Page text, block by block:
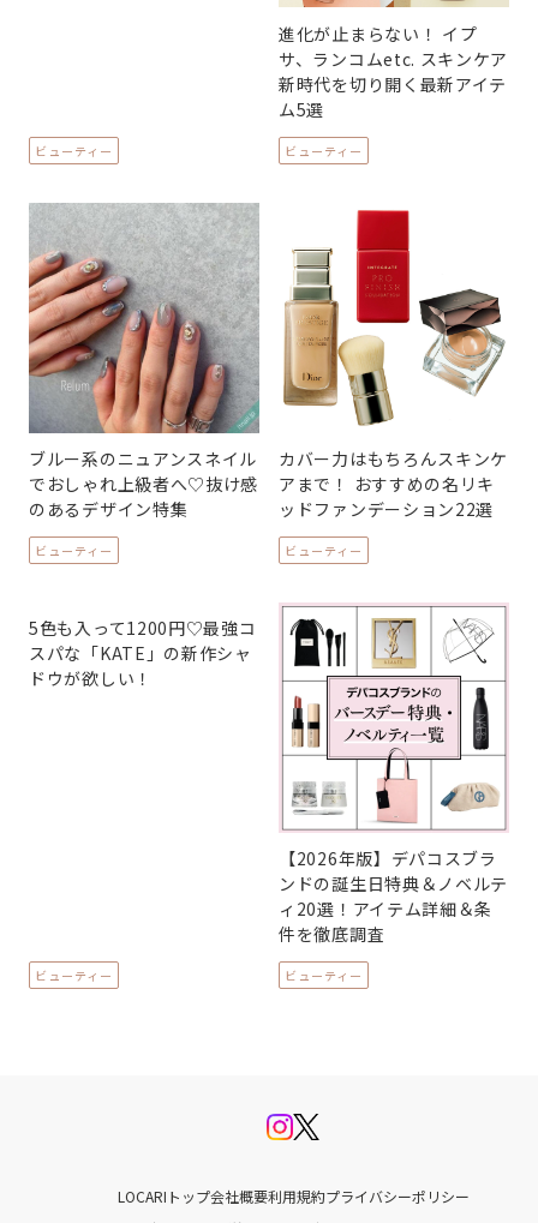
ビューティー
進化が止まらない！ イプ
サ、ランコムetc. スキンケア
新時代を切り開く最新アイテ
ム5選
ビューティー
ブルー系のニュアンスネイル
でおしゃれ上級者へ♡抜け感
のあるデザイン特集
ビューティー
カバー力はもちろんスキンケ
アまで！ おすすめの名リキ
ッドファンデーション22選
ビューティー
5色も入って1200円♡最強コ
スパな「KATE」の新作シャ
ドウが欲しい！
ビューティー
【2026年版】デパコスブラ
ンドの誕生日特典＆ノベルテ
ィ20選！アイテム詳細＆条
件を徹底調査
ビューティー
LOCARIトップ会社概要利用規約プライバシーポリシー